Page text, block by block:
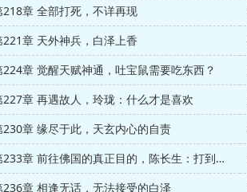
218章 全部打死，不详再现
221章 天外神兵，白泽上香
224章 觉醒天赋神通，吐宝鼠需要吃东西？
227章 再遇故人，玲珑：什么才是喜欢
230章 缘尽于此，天玄内心的自责
第233章 前往佛国的真正目的，陈长生：打到他说为止
236章 相逢无话，无法接受的白泽